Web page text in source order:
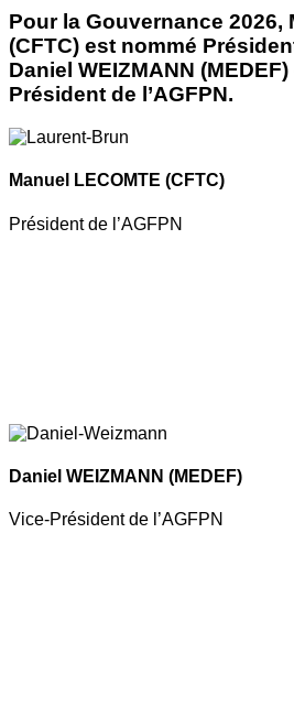
Pour la Gouvernance 2026,
(CFTC) est nommé
Daniel WEIZMANN
Président de l’AGFPN.
Manuel LECOMTE (CFTC)
Président de l’AGFPN
Daniel WEIZMANN (MEDEF)
Vice-Président de l’AGFPN